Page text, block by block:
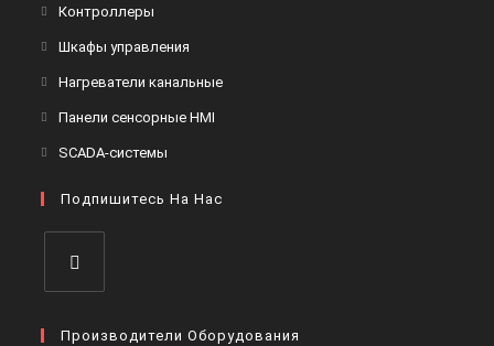
вкладке
Контроллеры
вкладке
Шкафы управления
вкладке
Нагреватели канальныеОткроется
Панели сенсорные HMI
вкладке
SCADA-системы
новой
Подпишитесь На Нас
в
Производители Оборудования